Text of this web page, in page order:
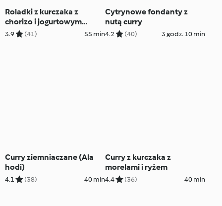
Roladki z kurczaka z
chorizo i jogurtowym
sosem curry
3.9 (41) 55 min
Cytrynowe fondanty z
nutą curry
4.2 (40) 3 godz. 10 min
Curry ziemniaczane (Ala
hodi)
4.1 (38) 40 min
Curry z kurczaka z
morelami i ryżem
4.4 (36) 40 min